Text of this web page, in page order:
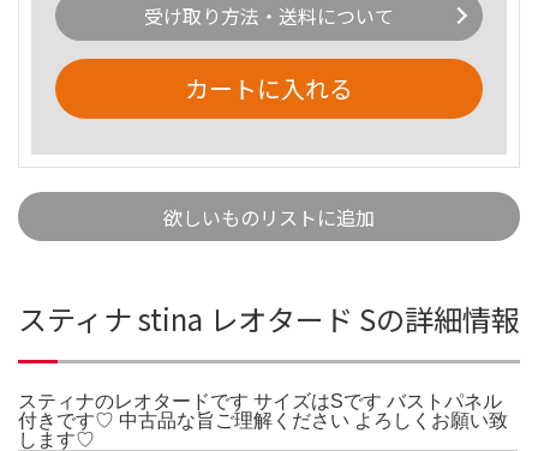
受け取り方法・送料について
カートに入れる
欲しいものリストに追加
スティナ stina レオタード Sの詳細情報
スティナのレオタードです サイズはSです バストパネル
付きです♡ 中古品な旨ご理解ください よろしくお願い致
します♡